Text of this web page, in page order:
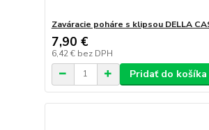
Zaváracie poháre s klipsou DELLA
7,90 €
6,42 € bez DPH
Pridať do košíka